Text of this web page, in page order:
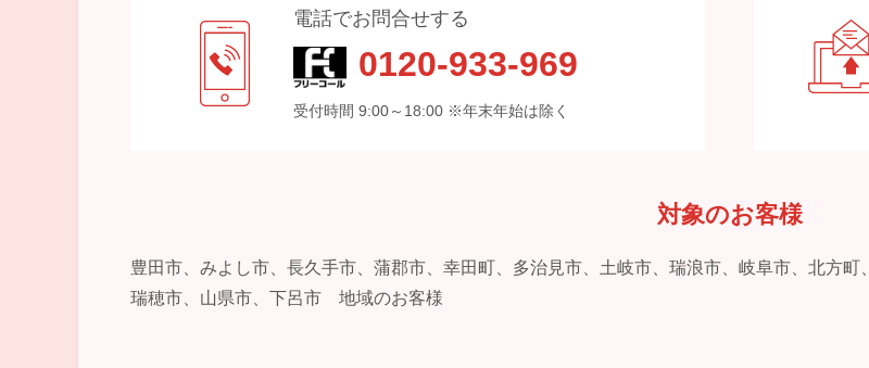
電話でお問合せする
0120-933-969
受付時間 9:00～18:00 ※年末年始は除く
対象のお客様
豊田市、みよし市、長久手市、蒲郡市、幸田町、多治見市、土岐市、瑞浪市、岐阜市、北方
瑞穂市、山県市、下呂市 地域のお客様